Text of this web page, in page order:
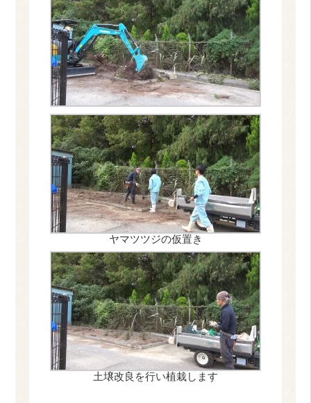
ヤマツツジの仮置き
土壌改良を行い植栽します